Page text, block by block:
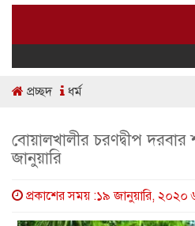
প্রচ্ছদ ধর্ম
বোয়ালখালীর চরণদ্বীপ
জানুয়ারি
প্রকাশের সময় :১৯ জানুয়ারি, ২০২০